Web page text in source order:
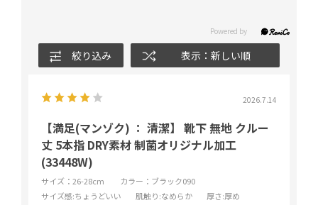
絞り込み 表示：新しい順
2026.7.14
【満足(マンゾク) ： 清潔】 靴下 無地 クルー
丈 5本指 DRY素材 制菌オリジナル加工
(33448W)
サイズ：26-28cm
カラー：ブラック090
サイズ感:ちょうどいい 肌触り:なめらか 厚さ:厚め